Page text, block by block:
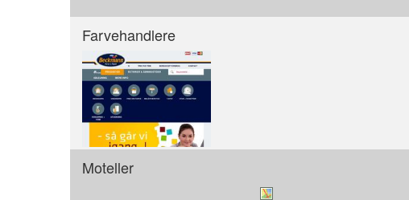
Farvehandlere
Moteller